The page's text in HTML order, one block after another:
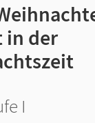
in der
I